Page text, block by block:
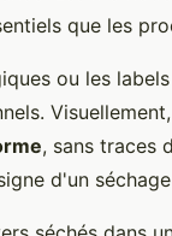
que les
ou les
, sans traces
d'un